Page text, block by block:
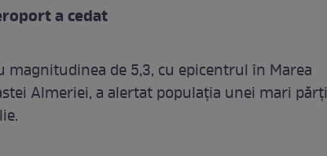
a cedat
magnitudinea de 5,3, cu epicentrul în Marea
Almeriei, a alertat populația unei mari părți